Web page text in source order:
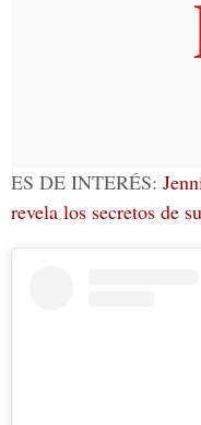
ES DE INTERÉS:
revela los secretos de